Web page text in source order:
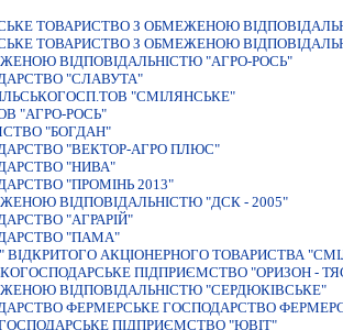
ТОВАРИСТВО З ОБМЕЖЕНОЮ
ТОВАРИСТВО З ОБМЕЖЕНОЮ
ВІДПОВІДАЛЬНІСТЮ "АГРО-РОСЬ"
"СЛАВУТА"
"СМІЛЯНСЬКЕ"
"АГРО-РОСЬ"
"БОГДАН"
"ВЕКТОР-АГРО ПЛЮС"
"НИВА"
"ПРОМІНЬ 2013"
ВIДПОВIДАЛЬНIСТЮ "ДСК - 2005"
"АГРАРIЙ"
"ПАМА"
АКЦІОНЕРНОГО ТОВАРИСТВА
ПІДПРИЄМСТВО "ОРИЗОН -
ВІДПОВІДАЛЬНІСТЮ "СЕРДЮКІВСЬКЕ"
ФЕРМЕРСЬКЕ ГОСПОДАРСТВО
ПIДПРИЄМСТВО "ЮВIТ"